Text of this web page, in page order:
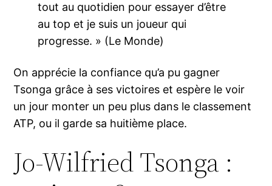
tout au quotidien pour essayer d’être
au top et je suis un joueur qui
progresse. » (Le Monde)
On apprécie la confiance qu’a pu gagner
Tsonga grâce à ses victoires et espère le voir
un jour monter un peu plus dans le classement
ATP, ou il garde sa huitième place.
Jo-Wilfried Tsonga :